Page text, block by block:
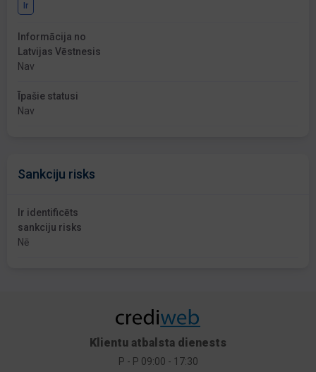
Ir
Informācija no
Latvijas Vēstnesis
Nav
Īpašie statusi
Nav
Sankciju risks
Ir identificēts
sankciju risks
Nē
Klientu atbalsta dienests
P - P 09:00 - 17:30